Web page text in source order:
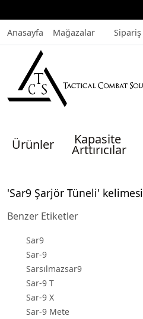
Anasayfa Mağazalar
Ürünler Kapasite
Arttırıcılar
'Sar9 Şarjör Tüneli'
Benzer Etiketler
Sar9
Sar-9
Sarsılmazsar9
Sar-9 T
Sar-9 X
Sar-9 Mete